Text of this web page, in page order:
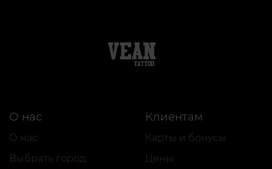
О нас
О нас
Выбрать город
Клиентам
Карты и бонусы
Цены